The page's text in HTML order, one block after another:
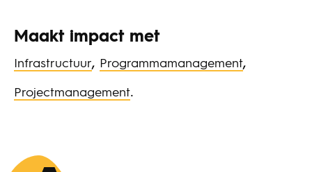
Maakt impact met
Infrastructuur, Programmamanagement,
Projectmanagement.